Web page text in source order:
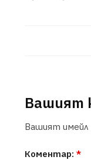
Вашият
Вашият имейл
Коментар: *